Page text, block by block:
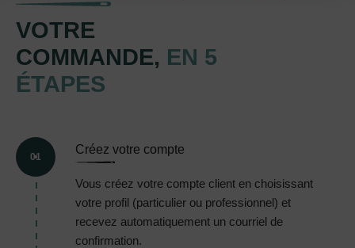
VOTRE
COMMANDE, EN 5
ÉTAPES
01
Créez votre compte
Vous créez votre compte client en choisissant
votre profil (particulier ou professionnel) et
recevez automatiquement un courriel de
confirmation.